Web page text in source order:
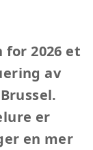
2026 et
av
er
en mer